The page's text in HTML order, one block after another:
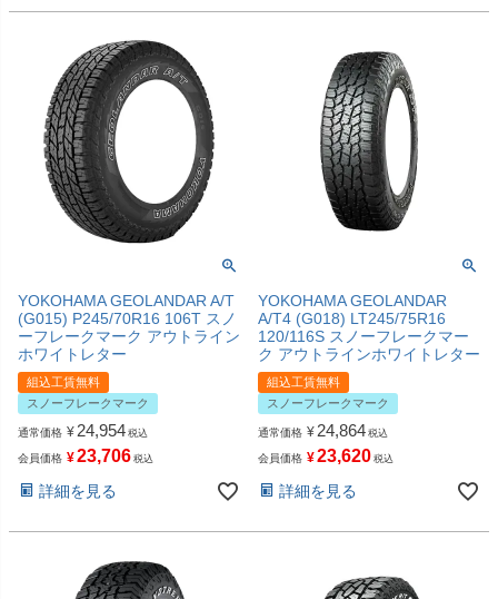
YOKOHAMA GEOLANDAR A/T
(G015) P245/70R16 106T スノ
ーフレークマーク アウトライン
ホワイトレター
組込工賃無料
スノーフレークマーク
通常価格 ¥ 24,954 税込
会員価格 ¥23,706 税込
詳細を見る
YOKOHAMA GEOLANDAR
A/T4 (G018) LT245/75R16
120/116S スノーフレークマー
ク アウトラインホワイトレター
組込工賃無料
スノーフレークマーク
通常価格 ¥ 24,864 税込
会員価格 ¥23,620 税込
詳細を見る